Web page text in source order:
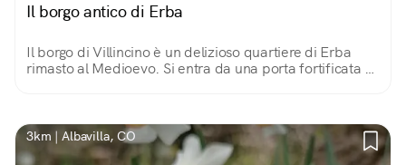
Il borgo antico di Erba
Il borgo di Villincino è un delizioso quartiere di Erba
rimasto al Medioevo. Si entra da una porta fortificata e
3km | Albavilla, CO